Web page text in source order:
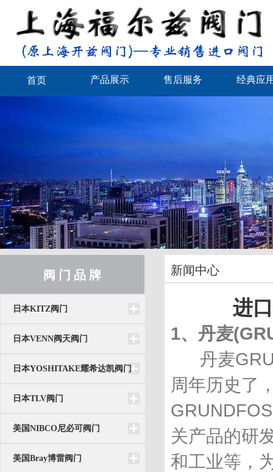
首页 产品展示 售后服务 经典应
阀 门 品 牌
日本KITZ阀门
日本VENN阀天阀门
日本YOSHITAKE耀希达凯阀门
日本TLV阀门
美国NIBCO尼必可阀门
美国Bray博雷阀门
新闻中心
进
1、丹麦
丹麦
周年历史了
关产品的研
和工业等，